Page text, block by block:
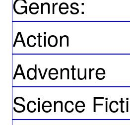
Action
Adventure
Science